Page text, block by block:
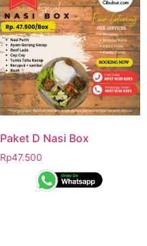
Paket D Nasi Box
Rp47.500